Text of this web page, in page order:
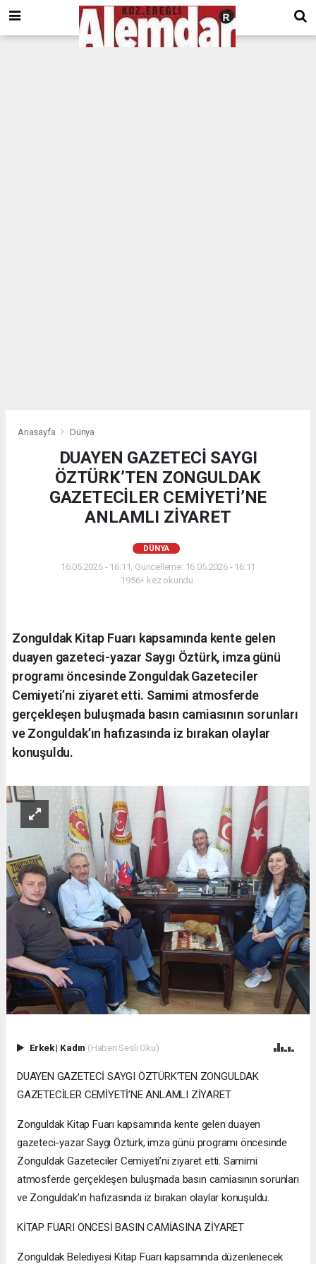
google.com, pub-8201930440372555, DIRECT, f08c47fec0942fa0
Anasayfa Dünya
DUAYEN GAZETECİ SAYGI
ÖZTÜRK’TEN ZONGULDAK
GAZETECİLER CEMİYETİ’NE
ANLAMLI ZİYARET
DÜNYA
16.05.2026 - 16:11, Güncelleme: 16.05.2026 - 16:11
1956+ kez okundu.
Zonguldak Kitap Fuarı kapsamında kente gelen
duayen gazeteci-yazar Saygı Öztürk, imza günü
programı öncesinde Zonguldak Gazeteciler
Cemiyeti’ni ziyaret etti. Samimi atmosferde
gerçekleşen buluşmada basın camiasının sorunları
ve Zonguldak’ın hafızasında iz bırakan olaylar
konuşuldu.
Erkek| Kadın (Haberi Sesli Oku)
DUAYEN GAZETECİ SAYGI ÖZTÜRK’TEN ZONGULDAK
GAZETECİLER CEMİYETİ’NE ANLAMLI ZİYARET
Zonguldak Kitap Fuarı kapsamında kente gelen duayen
gazeteci-yazar Saygı Öztürk, imza günü programı öncesinde
Zonguldak Gazeteciler Cemiyeti’ni ziyaret etti. Samimi
atmosferde gerçekleşen buluşmada basın camiasının sorunları
ve Zonguldak’ın hafızasında iz bırakan olaylar konuşuldu.
KİTAP FUARI ÖNCESİ BASIN CAMİASINA ZİYARET
Zonguldak Belediyesi Kitap Fuarı kapsamında düzenlenecek